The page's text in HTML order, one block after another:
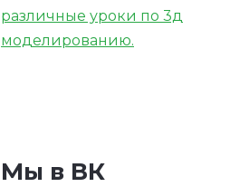
различные уроки по 3д
моделированию.
Мы в ВК